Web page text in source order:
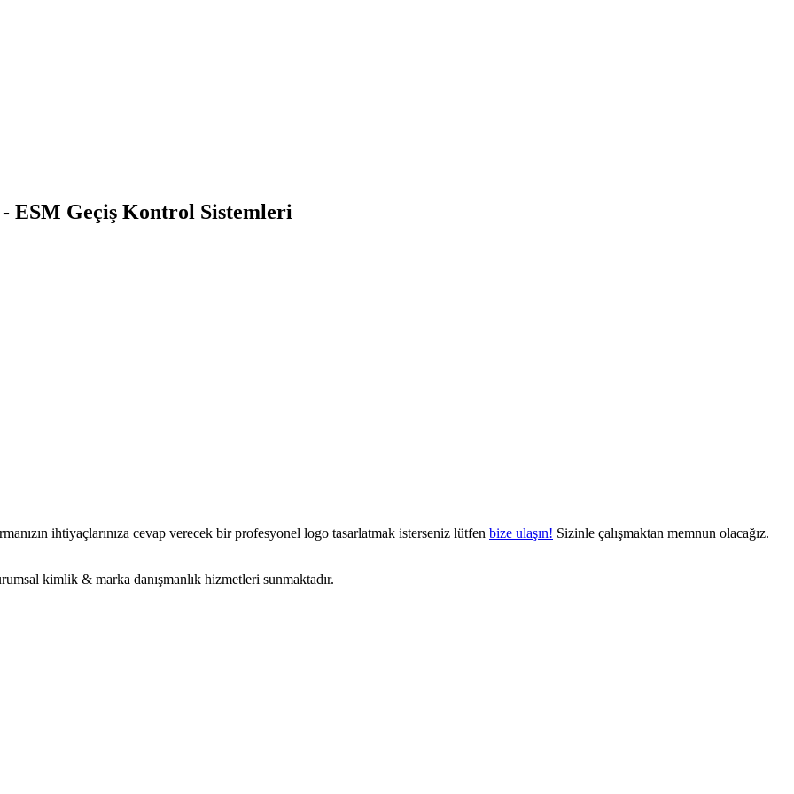
- ESM Geçiş Kontrol Sistemleri
ihtiyaçlarınıza cevap verecek bir profesyonel logo tasarlatmak isterseniz lütfen bize ulaşın! Sizinle çalışmaktan memnun olacağız.
kimlik & marka danışmanlık hizmetleri sunmaktadır.